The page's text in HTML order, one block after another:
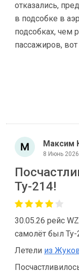
отказались,
в подсобке в
подсобках, чем
пассажиров,
Максим
8 Июнь
Ту-214!
30.05.26 рейс
самолёт был Ту-
Летели из